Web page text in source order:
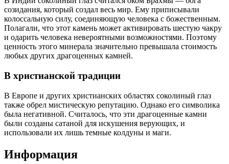
созидания, который создал весь мир. Ему приписывали
колоссальную силу, соединяющую человека с божественным.
Полагали, что этот камень может активировать шестую чакру
и одарить человека невероятными возможностями. Поэтому
ценность этого минерала значительно превышала стоимость
любых других драгоценных камней.
В христианской традиции
В Европе и других христианских областях соколиный глаз
также обрел мистическую репутацию. Однако его символика
была негативной. Считалось, что эти драгоценные камни
были созданы сатаной для искушения верующих, и
использовали их лишь темные колдуны и маги.
Информация